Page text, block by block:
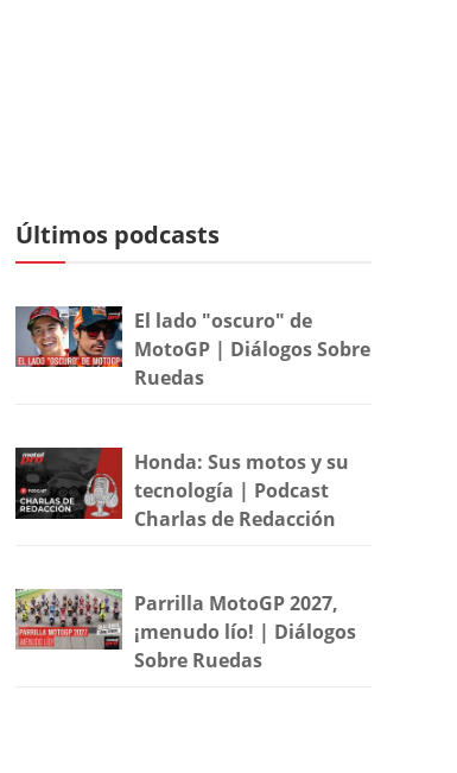
Últimos podcasts
El lado "oscuro" de
MotoGP | Diálogos Sobre
Ruedas
Honda: Sus motos y su
tecnología | Podcast
Charlas de Redacción
Parrilla MotoGP 2027,
¡menudo lío! | Diálogos
Sobre Ruedas